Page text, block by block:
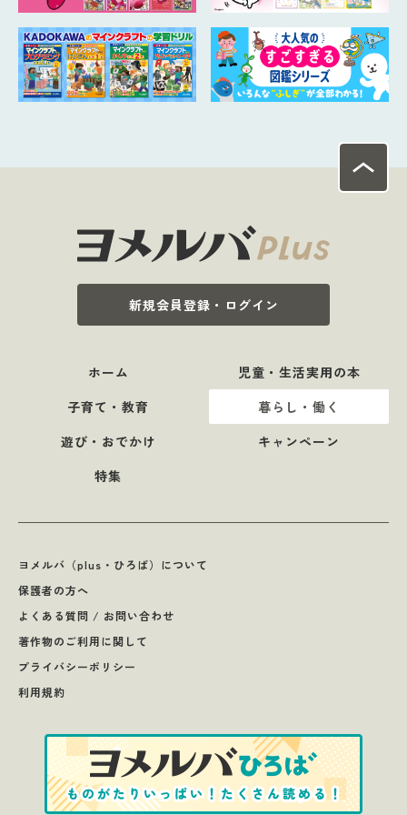
新規会員登録・ログイン
ホーム
児童・生活実用の本
子育て・教育
暮らし・働く
遊び・おでかけ
キャンペーン
特集
ヨメルバ（plus・ひろば）について
保護者の方へ
よくある質問 / お問い合わせ
著作物のご利用に関して
プライバシーポリシー
利用規約